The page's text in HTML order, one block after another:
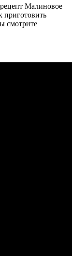
Малиновое
смотрите